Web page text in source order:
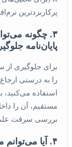
پرکاربردترین
پایان‌نامه
برای جلوگیری از
را به درستی
استفاده می‌کنید،
مستقیم، آن را
بررسی سرقت
۴. آیا